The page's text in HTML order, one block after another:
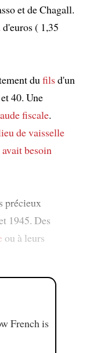
et de Chagall.
d'euros ( 1,35
dufilsd'un
40. Une
fiscale.
de vaisselle
besoin
précieux
1945. Des
ou à leurs
French is